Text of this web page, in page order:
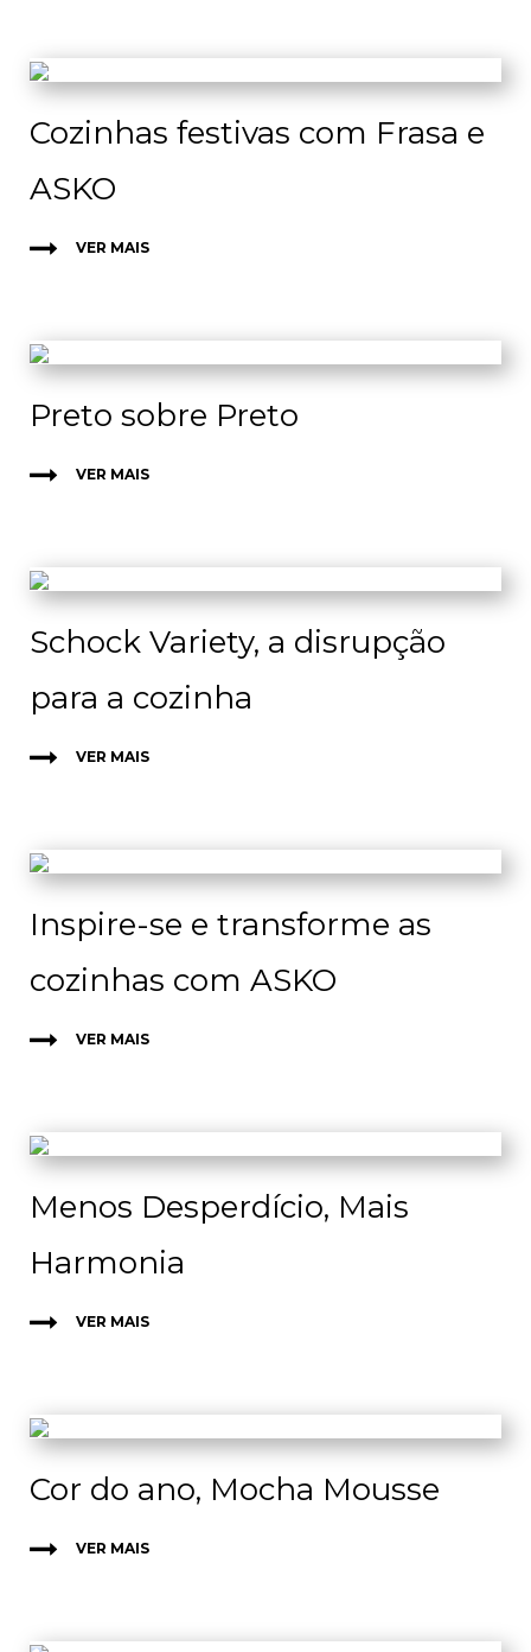
Cozinhas festivas com Frasa e
ASKO
VER MAIS
Preto sobre Preto
VER MAIS
Schock Variety, a disrupção
para a cozinha
VER MAIS
Inspire-se e transforme as
cozinhas com ASKO
VER MAIS
Menos Desperdício, Mais
Harmonia
VER MAIS
Cor do ano, Mocha Mousse
VER MAIS